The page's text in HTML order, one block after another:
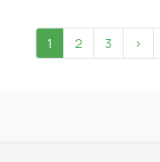
1 2 3 >